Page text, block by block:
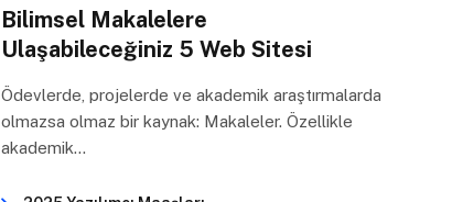
Bilimsel Makalelere
Ulaşabileceğiniz 5 Web Sitesi
Ödevlerde, projelerde ve akademik araştırmalarda
olmazsa olmaz bir kaynak: Makaleler. Özellikle
akademik…